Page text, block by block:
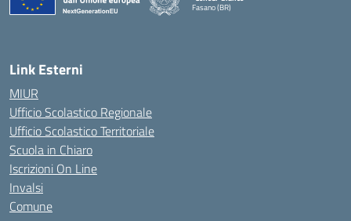
Fasano (BR)
Link Esterni
MIUR
Ufficio Scolastico Regionale
Ufficio Scolastico Territoriale
Scuola in Chiaro
Iscrizioni On Line
Invalsi
Comune